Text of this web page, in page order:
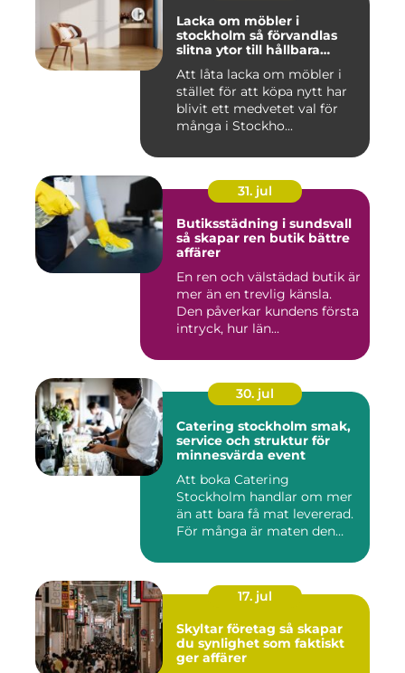
Lacka om möbler i
stockholm så förvandlas
slitna ytor till hållbara
Att låta lacka om möbler i
stället för att köpa nytt har
blivit ett medvetet val för
många i Stockho...
31. jul
Butiksstädning i sundsvall
så skapar ren butik bättre
affärer
En ren och välstädad butik är
mer än en trevlig känsla.
Den påverkar kundens första
intryck, hur län...
30. jul
Catering stockholm smak,
service och struktur för
minnesvärda event
Att boka Catering
Stockholm handlar om mer
än att bara få mat levererad.
För många är maten den
17. jul
Skyltar företag så skapar
du synlighet som faktiskt
ger affärer